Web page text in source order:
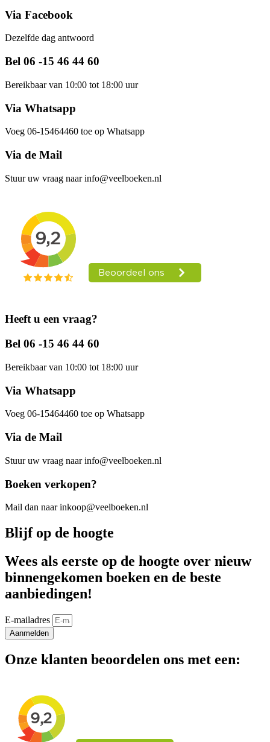
Via Facebook
Dezelfde dag antwoord
Bel 06 -15 46 44 60
Bereikbaar van 10:00 tot 18:00 uur
Via Whatsapp
Voeg 06-15464460 toe op Whatsapp
Via de Mail
Stuur uw vraag naar info@veelboeken.nl
Heeft u een vraag?
Bel 06 -15 46 44 60
Bereikbaar van 10:00 tot 18:00 uur
Via Whatsapp
Voeg 06-15464460 toe op Whatsapp
Via de Mail
Stuur uw vraag naar info@veelboeken.nl
Boeken verkopen?
Mail dan naar inkoop@veelboeken.nl
Blijf op de hoogte
Wees als eerste op de hoogte over nieuw
binnengekomen boeken en de beste
aanbiedingen!
E-mailadres
Aanmelden
Onze klanten beoordelen ons met een: